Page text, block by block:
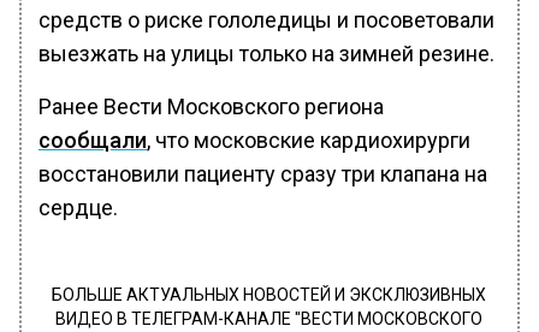
средств о риске гололедицы и посоветовали
выезжать на улицы только на зимней резине.
Ранее Вести Московского региона
сообщали, что московские кардиохирурги
восстановили пациенту сразу три клапана на
сердце.
БОЛЬШЕ АКТУАЛЬНЫХ НОВОСТЕЙ И ЭКСКЛЮЗИВНЫХ
ВИДЕО В ТЕЛЕГРАМ-КАНАЛЕ "ВЕСТИ МОСКОВСКОГО